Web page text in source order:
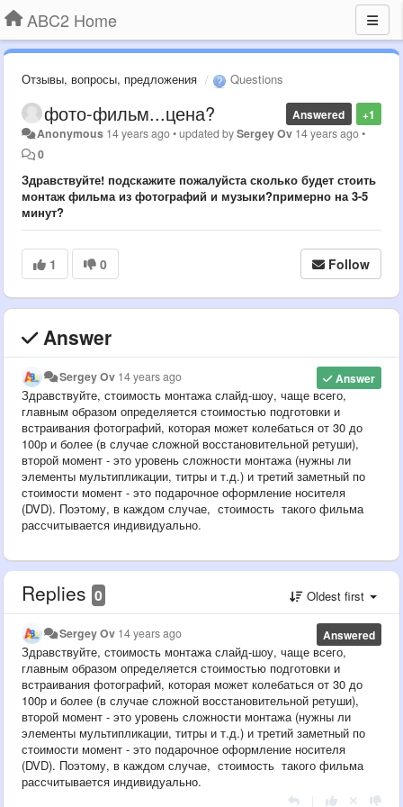
ABC2 Home
Отзывы, вопросы, предложения Questions
+1
Answered
фото-фильм...цена?
Anonymous 14 years ago•updated bySergey Ov 14 years ago•
0
Здравствуйте! подскажите пожалуйста сколько будет стоить
монтаж фильма из фотографий и музыки?примерно на 3-5
минут?
1 0 Follow
Answer
Answer
Sergey Ov 14 years ago
Здравствуйте, стоимость монтажа слайд-шоу, чаще всего,
главным образом определяется стоимостью подготовки и
встраивания фотографий, которая может колебаться от 30 до
100р и более (в случае сложной восстановительной ретуши),
второй момент - это уровень сложности монтажа (нужны ли
элементы мультипликации, титры и т.д.) и третий заметный по
стоимости момент - это подарочное оформление носителя
(DVD). Поэтому, в каждом случае, стоимость такого фильма
рассчитывается индивидуально.
Replies 0 Oldest first
Answered
Sergey Ov 14 years ago
Здравствуйте, стоимость монтажа слайд-шоу, чаще всего,
главным образом определяется стоимостью подготовки и
встраивания фотографий, которая может колебаться от 30 до
100р и более (в случае сложной восстановительной ретуши),
второй момент - это уровень сложности монтажа (нужны ли
элементы мультипликации, титры и т.д.) и третий заметный по
стоимости момент - это подарочное оформление носителя
(DVD). Поэтому, в каждом случае, стоимость такого фильма
рассчитывается индивидуально.